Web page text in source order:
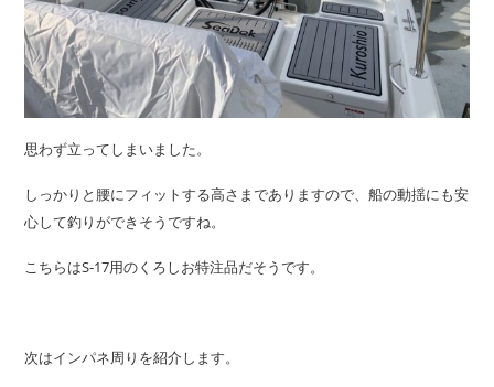
思わず立ってしまいました。
しっかりと腰にフィットする高さまでありますので、船の動揺にも安
心して釣りができそうですね。
こちらはS-17用のくろしお特注品だそうです。
次はインパネ周りを紹介します。